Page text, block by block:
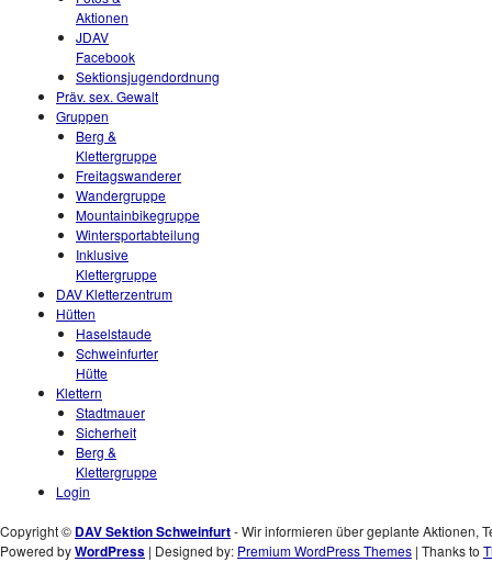
Aktionen
JDAV
Facebook
Sektionsjugendordnung
Präv. sex. Gewalt
Gruppen
Berg &
Klettergruppe
Freitagswanderer
Wandergruppe
Mountainbikegruppe
Wintersportabteilung
Inklusive
Klettergruppe
DAV Kletterzentrum
Hütten
Haselstaude
Schweinfurter
Hütte
Klettern
Stadtmauer
Sicherheit
Berg &
Klettergruppe
Login
Copyright © DAV Sektion Schweinfurt- Wir informieren über geplante Aktionen,
Powered byWordPress | Designed by: Premium WordPress Themes | Thanks to